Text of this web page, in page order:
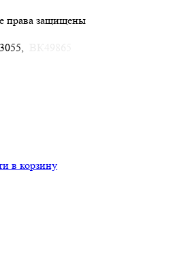
права защищены
в корзину